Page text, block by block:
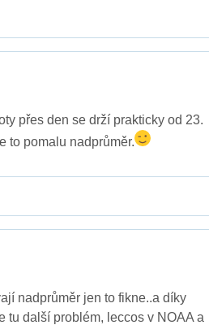
přes den se drží prakticky od 23.
to pomalu nadprůměr.
nadprůměr jen to fikne..a díky
tu další problém, leccos v NOAA a